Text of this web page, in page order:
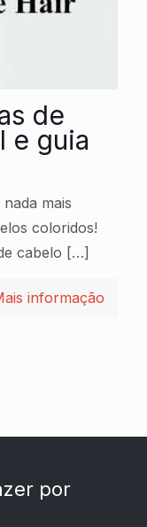
de
e guia
mais
coloridos!
cabelo […]
informação
por